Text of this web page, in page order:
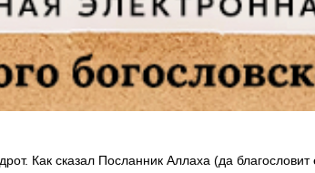
Как сказал Посланник Аллаха (да